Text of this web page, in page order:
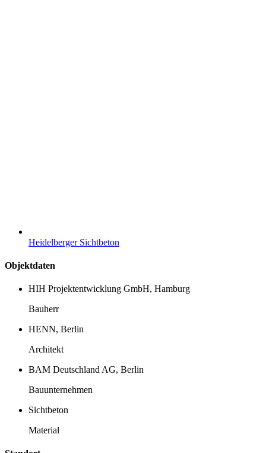
Heidelberger Sichtbeton
Objektdaten
HIH Projektentwicklung GmbH, Hamburg
Bauherr
HENN, Berlin
Architekt
BAM Deutschland AG, Berlin
Bauunternehmen
Sichtbeton
Material